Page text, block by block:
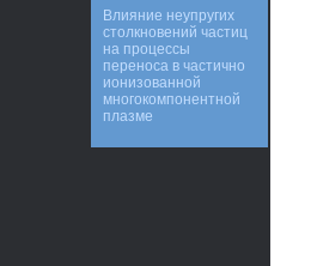
Влияние неупругих
столкновений частиц
на процессы
переноса в частично
ионизованной
многокомпонентной
плазме